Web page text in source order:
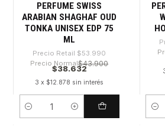
PERFUME SWISS
ARABIAN SHAGHAF OUD
TONKA UNISEX EDP 75
ML
Precio Retail $53.990
Precio Normal$43.900
$38.632
3 x $12.878 sin interés
Cantidad